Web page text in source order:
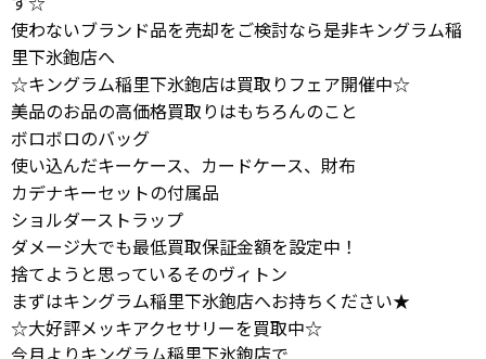
使わないブランド品を売却をご検討なら是非キングラム稲
里下氷鉋店へ
☆キングラム稲里下氷鉋店は買取りフェア開催中☆
美品のお品の高価格買取りはもちろんのこと
ボロボロのバッグ
使い込んだキーケース、カードケース、財布
カデナキーセットの付属品
ショルダーストラップ
ダメージ大でも最低買取保証金額を設定中！
捨てようと思っているそのヴィトン
まずはキングラム稲里下氷鉋店へお持ちください★
☆大好評メッキアクセサリーを買取中☆
今月よりキングラム稲里下氷鉋店で